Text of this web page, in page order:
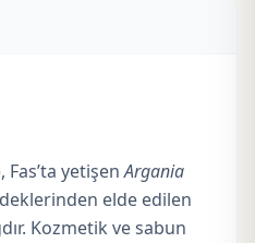
Fas’ta yetişenArgania
elde edilen
Kozmetik ve sabun